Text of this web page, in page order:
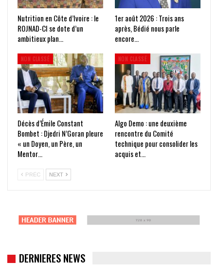
Nutrition en Côte d’Ivoire : le
ROJNAD-CI se dote d’un
ambitieux plan…
1er août 2026 : Trois ans
après, Bédié nous parle
encore…
NON CLASSÉ
Décès d’Émile Constant
Bombet : Djedri N’Goran pleure
« un Doyen, un Père, un
Mentor…
NON CLASSÉ
Algo Demo : une deuxième
rencontre du Comité
technique pour consolider les
acquis et…
PRÉC NEXT
DERNIERES NEWS